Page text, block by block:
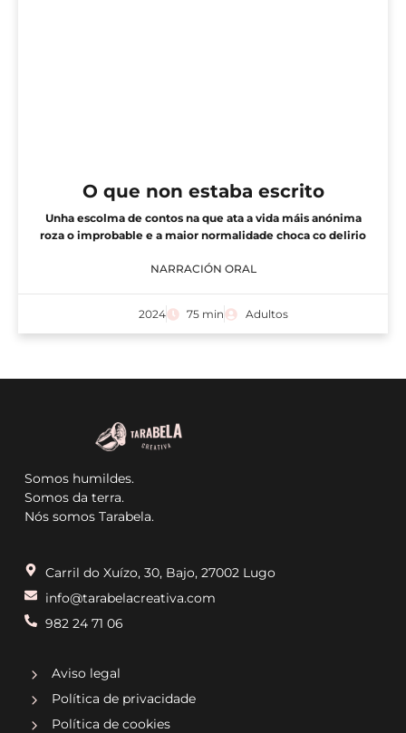
O que non estaba escrito
Unha escolma de contos na que ata a vida máis anónima
roza o improbable e a maior normalidade choca co delirio
NARRACIÓN ORAL
2024 75 min Adultos
Somos humildes.
Somos da terra.
Nós somos Tarabela.
Carril do Xuízo, 30, Bajo, 27002 Lugo
info@tarabelacreativa.com
982 24 71 06
Aviso legal
Política de privacidade
Política de cookies